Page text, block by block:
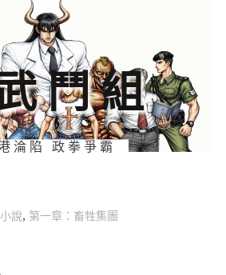
鬥組
淪陷 政拳爭霸
小說, 第一章：畜牲集團